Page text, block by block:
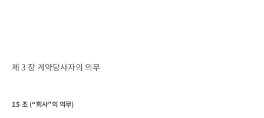
제 3 장 계약당사자의 의무
15 조 (“회사”의 의무)